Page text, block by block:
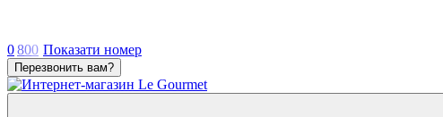
0800 Показати номер
Перезвонить вам?